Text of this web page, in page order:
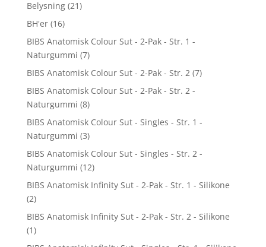
Belysning (21)
BH'er (16)
BIBS Anatomisk Colour Sut - 2-Pak - Str. 1 -
Naturgummi (7)
BIBS Anatomisk Colour Sut - 2-Pak - Str. 2 (7)
BIBS Anatomisk Colour Sut - 2-Pak - Str. 2 -
Naturgummi (8)
BIBS Anatomisk Colour Sut - Singles - Str. 1 -
Naturgummi (3)
BIBS Anatomisk Colour Sut - Singles - Str. 2 -
Naturgummi (12)
BIBS Anatomisk Infinity Sut - 2-Pak - Str. 1 - Silikone
(2)
BIBS Anatomisk Infinity Sut - 2-Pak - Str. 2 - Silikone
(1)